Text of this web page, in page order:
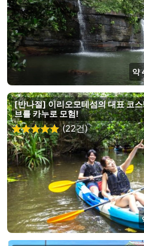
약
[반나절] 이리오모테섬의 대표 코
브를 카누로 모험!
(22건)